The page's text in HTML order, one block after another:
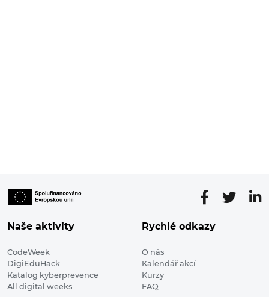
Naše aktivity
CodeWeek
DigiEduHack
Katalog kyberprevence
All digital weeks
Rychlé odkazy
O nás
Kalendář akcí
Kurzy
FAQ